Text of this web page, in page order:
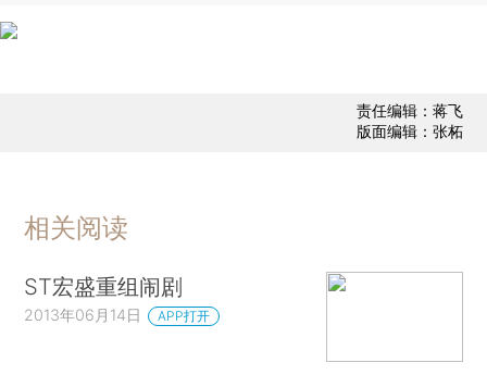
责任编辑：蒋飞
版面编辑：张柘
相关阅读
ST宏盛重组闹剧
2013年06月14日 APP打开